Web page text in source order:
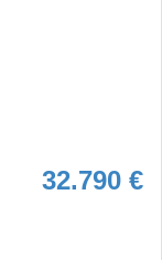
32.790 €